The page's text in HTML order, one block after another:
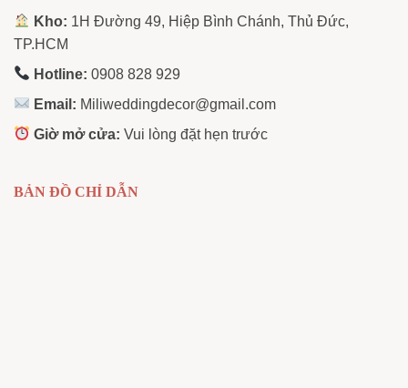
Kho: 1H Đường 49, Hiệp Bình Chánh, Thủ Đức,
TP.HCM
Hotline: 0908 828 929
Email: Miliweddingdecor@gmail.com
Giờ mở cửa: Vui lòng đặt hẹn trước
BẢN ĐỒ CHỈ DẪN